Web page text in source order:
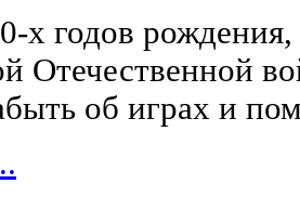
х годов
Отечественной
об играх и